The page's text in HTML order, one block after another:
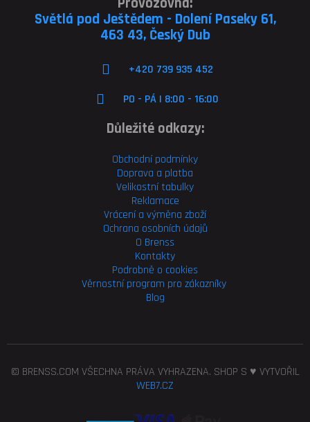
Světlá pod Ještědem - Dolení Paseky 61,
463 43, Český Dub
+420 739 935 452
PO - PÁ | 8:00 - 16:00
Důležité odkazy:
Obchodní podmínky
Doprava a platba
Velikostní tabulky
Reklamace
Vrácení a výměna zboží
Ochrana osobních údajů
O Brenss
Kontakty
Podrobně o cookies
Věrnostní program pro zákazníky
Blog
© BRENSS.COM VŠECHNA PRÁVA VYHRAZENA. SHOP S ♥ VYTVOŘIL
WEB7.CZ